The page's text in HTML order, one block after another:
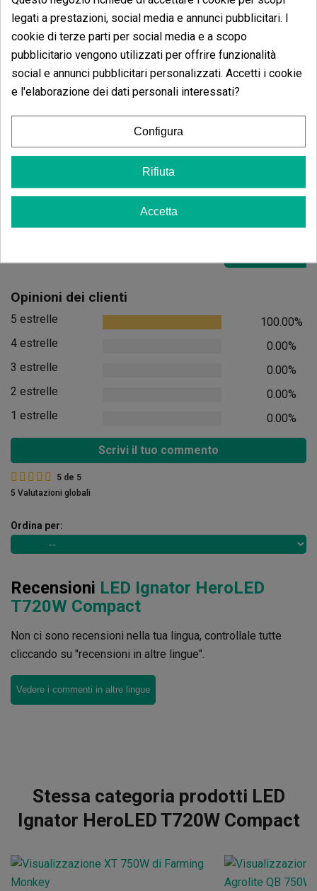
14,35 €
Aggiungi al carrello
(10)
-20%
Opinioni dei clienti
5 estrelle
100.00%
4 estrelle
0.00%
3 estrelle
0.00%
2 estrelle
0.00%
1 estrelle
0.00%
Scrivi il tuo commento
5 de 5
5 Valutazioni globali
Ordina per:
Recensioni LED Ignator HeroLED
T720W Compact
Non ci sono recensioni nella tua lingua, controllale tutte
cliccando su "recensioni in altre lingue".
Vedere i commenti in altre lingue
Stessa categoria prodotti LED
Ignator HeroLED T720W Compact
legati a prestazioni, social media e annunci pubblicitari. I
cookie di terze parti per social media e a scopo
pubblicitario vengono utilizzati per offrire funzionalità
social e annunci pubblicitari personalizzati. Accetti i cookie
e l'elaborazione dei dati personali interessati?
Configura
Rifiuta
Accetta